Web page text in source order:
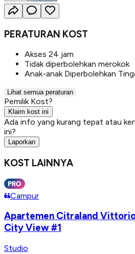
PERATURAN KOST
Akses 24 jam
Tidak diperbolehkan merokok
Anak-anak Diperbolehkan
Lihat semua peraturan
Pemilik Kost?
Klaim kost ini
Ada info yang kurang tepat atau
ini?
Laporkan
KOST LAINNYA
Campur
Apartemen Citraland
City View #1
Studio